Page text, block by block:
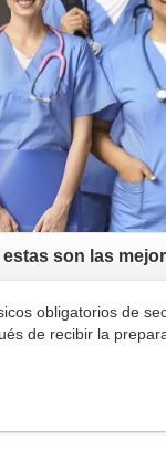
son las
obligatorios de
de recibir la